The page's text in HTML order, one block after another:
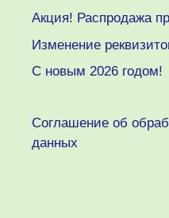
Акция! Распродажа
Изменение
C новым 2026 годом!
Соглашение об
данных